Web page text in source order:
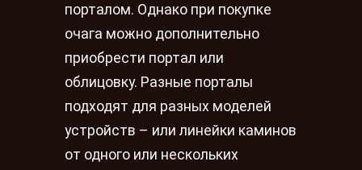
порталом. Однако при покупке
очага можно дополнительно
приобрести портал или
облицовку. Разные порталы
подходят для разных моделей
устройств – или линейки каминов
от одного или нескольких